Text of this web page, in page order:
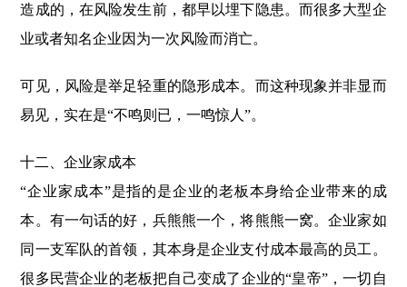
造成的，在风险发生前，都早以埋下隐患。而很多大型企
业或者知名企业因为一次风险而消亡。
可见，风险是举足轻重的隐形成本。而这种现象并非显而
易见，实在是“不鸣则已，一鸣惊人”。
十二、企业家成本
“企业家成本”是指的是企业的老板本身给企业带来的成
本。有一句话的好，兵熊熊一个，将熊熊一窝。企业家如
同一支军队的首领，其本身是企业支付成本最高的员工。
很多民营企业的老板把自己变成了企业的“皇帝”，一切自